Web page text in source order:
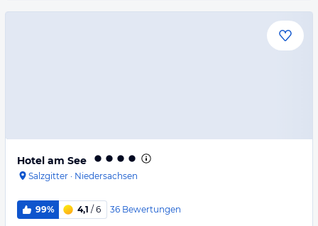
Hotel am See
Salzgitter · Niedersachsen
99% 4,1 / 6 36 Bewertungen